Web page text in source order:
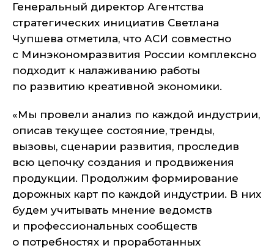
Генеральный директор Агентства
стратегических инициатив Светлана
Чупшева отметила, что АСИ совместно
с Минэкономразвития России комплексно
подходит к налаживанию работы
по развитию креативной экономики.
«Мы провели анализ по каждой индустрии,
описав текущее состояние, тренды,
вызовы, сценарии развития, проследив
всю цепочку создания и продвижения
продукции. Продолжим формирование
дорожных карт по каждой индустрии. В них
будем учитывать мнение ведомств
и профессиональных сообществ
о потребностях и проработанных